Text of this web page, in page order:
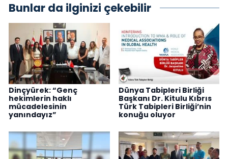
Bunlar da ilginizi çekebilir
Dinçyürek: “Genç
hekimlerin haklı
mücadelesinin
yanındayız”
Dünya Tabipleri Birliği
Başkanı Dr. Kitulu Kıbrıs
Türk Tabipleri Birliği’nin
konuğu oluyor